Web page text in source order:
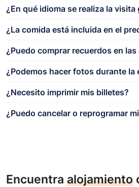
¿En qué idioma se realiza la visita
¿La comida está incluida en el
¿Puedo comprar recuerdos en
¿Podemos hacer fotos durante la
¿Necesito imprimir mis billetes?
¿Puedo cancelar o reprogramar
Encuentra alojamiento